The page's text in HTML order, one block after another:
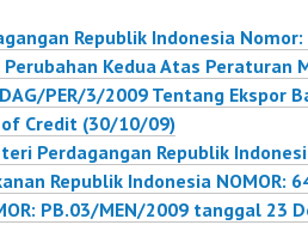
Menteri
Republik
Nomor: 27/M-
PER/6/2010
24 Juni 2010
Republik Indonesia
Kedua Atas Peraturan
PER/3/2009 Tentang Ekspor
Credit (30/10/09)
Perdagangan Republik
Republik Indonesia NOMOR:
PB.03/MEN/2009 tanggal 23